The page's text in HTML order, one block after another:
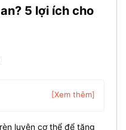
5 lợi ích cho
[Xem thêm]
luyện cơ thể để tăng